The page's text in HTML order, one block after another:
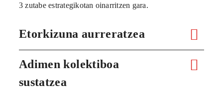
3 zutabe estrategikotan oinarritzen gara.
Etorkizuna aurreratzea
Adimen kolektiboa
sustatzea